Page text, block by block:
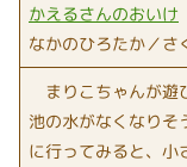
かえるさんのおいけ
なかのひろたか／
まりこちゃんが遊
池の水がなくなりそ
に行ってみると、小